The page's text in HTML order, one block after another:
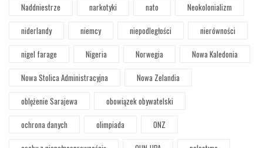
Naddniestrze
narkotyki nato
Neokolonializm
niderlandy
niemcy niepodległości
nierówności
nigel farage
Nigeria Norwegia
Nowa Kaledonia
Nowa Stolica Administracyjna
Nowa Zelandia
oblężenie Sarajewa
obowiązek obywatelski
ochrona danych
olimpiada
ONZ